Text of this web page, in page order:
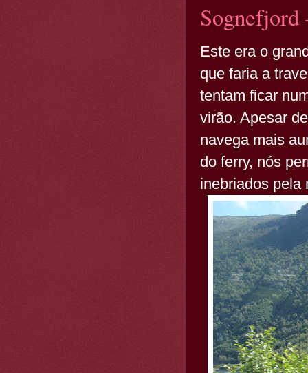
Sognefjord
Este era o
que faria a
tentam ficar
virão. Apesar
navega mais
do ferry, nós
inebriados pela